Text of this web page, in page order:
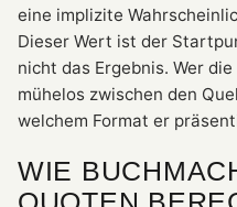
eine implizite
Dieser Wert ist der
nicht das Ergebnis. Wer
mühelos zwischen den
welchem Format er
WIE